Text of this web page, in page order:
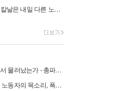
[성명] 오늘 삼성 노동자를 향한 칼날은 내일 다른 노동자를 향한다
에니는 왜 팔레스타인의 바다에서 물러났는가 - 총파업, 항구 봉쇄, 국제…
국가인권위 안창호 사퇴에 나선 노동자의 목소리, 폭염처럼 쏟아지는 불평등…